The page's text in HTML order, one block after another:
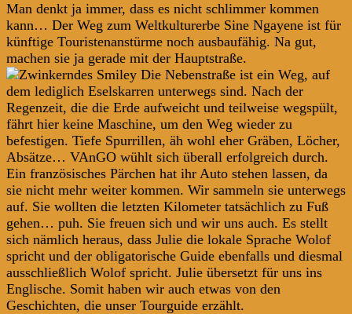
Man denkt ja immer, dass es nicht schlimmer kommen
kann… Der Weg zum Weltkulturerbe Sine Ngayene ist für
künftige Touristenanstürme noch ausbaufähig. Na gut,
machen sie ja gerade mit der Hauptstraße.
Die Nebenstraße ist ein Weg, auf
dem lediglich Eselskarren unterwegs sind. Nach der
Regenzeit, die die Erde aufweicht und teilweise wegspült,
fährt hier keine Maschine, um den Weg wieder zu
befestigen. Tiefe Spurrillen, äh wohl eher Gräben, Löcher,
Absätze… VAnGO wühlt sich überall erfolgreich durch.
Ein französisches Pärchen hat ihr Auto stehen lassen, da
sie nicht mehr weiter kommen. Wir sammeln sie unterwegs
auf. Sie wollten die letzten Kilometer tatsächlich zu Fuß
gehen… puh. Sie freuen sich und wir uns auch. Es stellt
sich nämlich heraus, dass Julie die lokale Sprache Wolof
spricht und der obligatorische Guide ebenfalls und diesmal
ausschließlich Wolof spricht. Julie übersetzt für uns ins
Englische. Somit haben wir auch etwas von den
Geschichten, die unser Tourguide erzählt.